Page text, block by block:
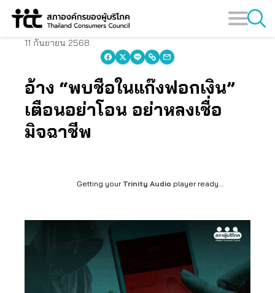
Skip
content
11 กันยายน 2568
อ้าง “พบชื่อในแก๊งฟอกเงิน”
เตือนอย่าโอน อย่าหลงเชื่อ
มิจฉาชีพ
Getting your Trinity Audio player ready...